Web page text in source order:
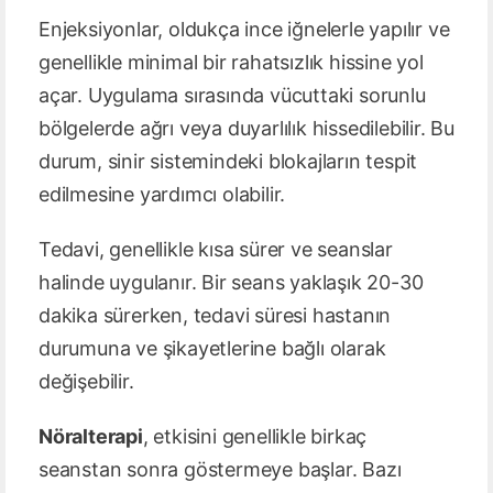
Enjeksiyonlar, oldukça ince iğnelerle yapılır ve
genellikle minimal bir rahatsızlık hissine yol
açar. Uygulama sırasında vücuttaki sorunlu
bölgelerde ağrı veya duyarlılık hissedilebilir. Bu
durum, sinir sistemindeki blokajların tespit
edilmesine yardımcı olabilir.
Tedavi, genellikle kısa sürer ve seanslar
halinde uygulanır. Bir seans yaklaşık 20-30
dakika sürerken, tedavi süresi hastanın
durumuna ve şikayetlerine bağlı olarak
değişebilir.
Nöralterapi, etkisini genellikle birkaç
seanstan sonra göstermeye başlar. Bazı